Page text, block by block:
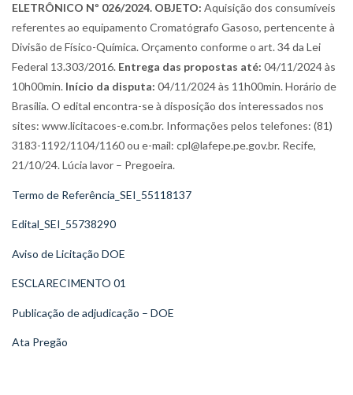
ELETRÔNICO Nº 026/2024. OBJETO: Aquisição dos consumíveis
referentes ao equipamento Cromatógrafo Gasoso, pertencente à
Divisão de Físico-Química. Orçamento conforme o art. 34 da Lei
Federal 13.303/2016. Entrega das propostas até: 04/11/2024 às
10h00min. Início da disputa: 04/11/2024 às 11h00min. Horário de
Brasília. O edital encontra-se à disposição dos interessados nos
sites: www.licitacoes-e.com.br. Informações pelos telefones: (81)
3183-1192/1104/1160 ou e-mail: cpl@lafepe.pe.gov.br. Recife,
21/10/24. Lúcia lavor – Pregoeira.
Termo de Referência_SEI_55118137
Edital_SEI_55738290
Aviso de Licitação DOE
ESCLARECIMENTO 01
Publicação de adjudicação – DOE
Ata Pregão